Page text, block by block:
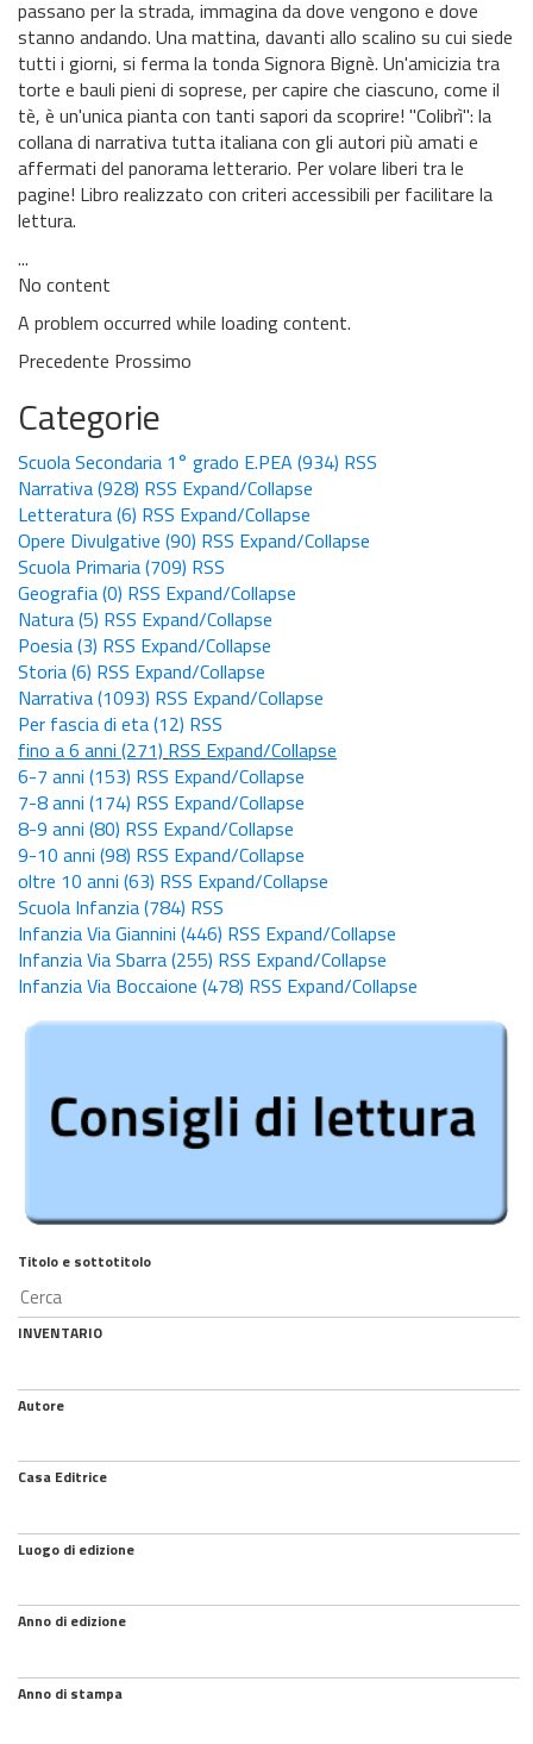
passano per la strada, immagina da dove vengono e dove
stanno andando. Una mattina, davanti allo scalino su cui siede
tutti i giorni, si ferma la tonda Signora Bignè. Un'amicizia tra
torte e bauli pieni di soprese, per capire che ciascuno, come il
tè, è un'unica pianta con tanti sapori da scoprire! ''Colibrì'': la
collana di narrativa tutta italiana con gli autori più amati e
affermati del panorama letterario. Per volare liberi tra le
pagine! Libro realizzato con criteri accessibili per facilitare la
lettura.
...
No content
A problem occurred while loading content.
Precedente Prossimo
Categorie
Scuola Secondaria 1° grado E.PEA (934) RSS
Narrativa(928) RSS Expand/Collapse
Letteratura(6) RSS Expand/Collapse
Opere Divulgative (90) RSS Expand/Collapse
Scuola Primaria(709) RSS
Geografia(0) RSS Expand/Collapse
Natura(5) RSS Expand/Collapse
Poesia(3) RSS Expand/Collapse
Storia(6) RSS Expand/Collapse
Narrativa(1093) RSS Expand/Collapse
Per fascia di eta(12) RSS
fino a 6 anni (271) RSS Expand/Collapse
6-7 anni (153) RSS Expand/Collapse
7-8 anni (174) RSS Expand/Collapse
8-9 anni (80) RSS Expand/Collapse
9-10 anni (98) RSS Expand/Collapse
oltre 10 anni (63) RSS Expand/Collapse
Scuola Infanzia(784) RSS
Infanzia Via Giannini (446) RSS Expand/Collapse
Infanzia Via Sbarra(255) RSS Expand/Collapse
Infanzia Via Boccaione (478) RSS Expand/Collapse
Titolo e sottotitolo
INVENTARIO
Autore
Casa Editrice
Luogo di edizione
Anno di edizione
Anno di stampa